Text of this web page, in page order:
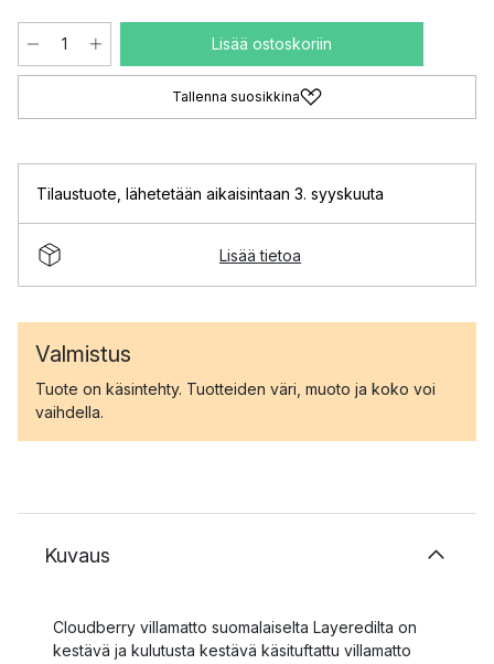
Lisää ostoskoriin
Tallenna suosikkina
Tilaustuote lähetetään aikaisintaan 3. syyskuuta
Lisää tietoa
Valmistus
Tuote on käsintehty. Tuotteiden väri, muoto ja koko voi
vaihdella.
Kuvaus
Cloudberry villamatto suomalaiselta Layeredilta on
kestävä ja kulutusta kestävä käsituftattu villamatto